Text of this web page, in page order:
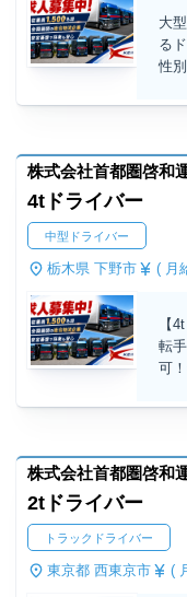
大
る
性
株式会社首都圏啓和
4tドライバー
中型ドライバー
栃木県 下野市 ( 月
【
転
可
株式会社首都圏啓和
2tドライバー
トラックドライバー
東京都 西東京市 (